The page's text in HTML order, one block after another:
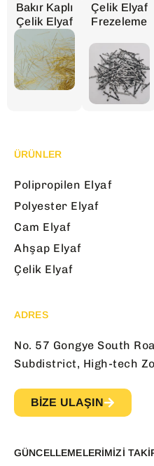
Bakır Kaplı
Çelik Elyaf
Çelik Elyaf
Frezeleme
ÜRÜNLER
Polipropilen Elyaf
Polyester Elyaf
Cam Elyaf
Ahşap Elyaf
Çelik Elyaf
ADRES
No. 57 Gongye South
Subdistrict, High-tech
BIZE ULAŞIN
GÜNCELLEMELERIMIZI